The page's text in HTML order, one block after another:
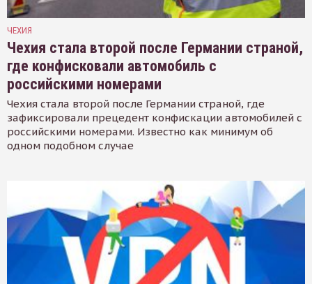
ЧЕХИЯ
Чехия стала второй после Германии страной,
где конфисковали автомобиль с
российскими номерами
Чехия стала второй после Германии страной, где
зафиксировали прецедент конфискации автомобилей с
российскими номерами. Известно как минимум об
одном подобном случае